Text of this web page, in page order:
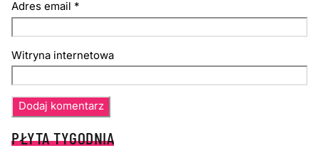
Adres email *
Witryna internetowa
PŁYTA TYGODNIA